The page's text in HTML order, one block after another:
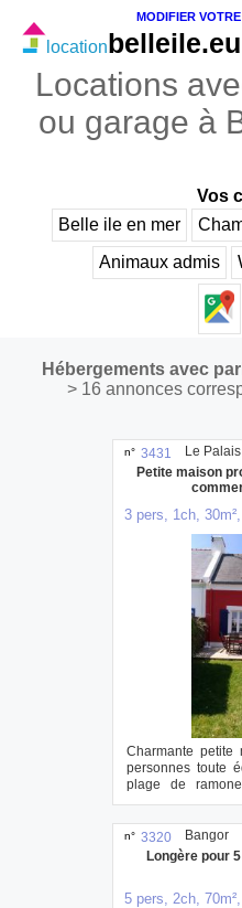
Locations
ou garage à
locationbelleile.eu
Vos
Belle ile en mer
Animaux admis
Hébergements avec
> 16 annonces
n° 3431
Petite maison
3 pers, 1ch,
Charmante
personnes toute
plage de
commerces. t...
Le Palais
n° 3320
Longère pour
5 pers, 2ch,
Bangor
MODIFIER